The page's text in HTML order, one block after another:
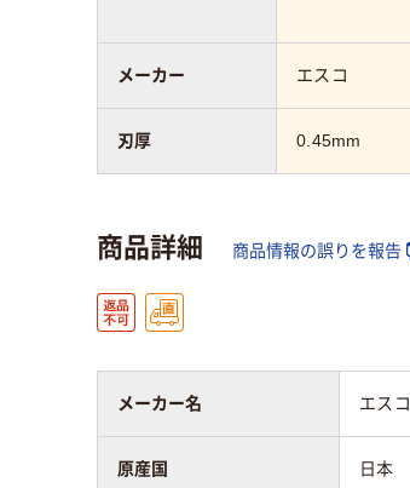
エスコ
0.45mm
メーカー
刃厚
商品詳細 商品情報の誤りを報告
メーカー名 エスコ
原産国 日本